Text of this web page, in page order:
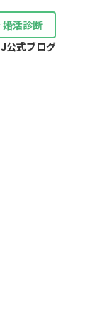
活診断
公式ブログ